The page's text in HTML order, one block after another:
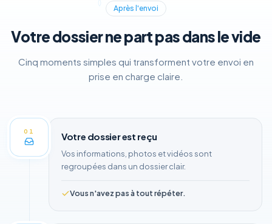
Après l'envoi
Votre dossier ne part pas dans le vide
Cinq moments simples qui transforment votre envoi en
prise en charge claire.
01 Votre dossier est reçu
Vos informations, photos et vidéos sont
regroupées dans un dossier clair.
Vous n'avez pas à tout répéter.